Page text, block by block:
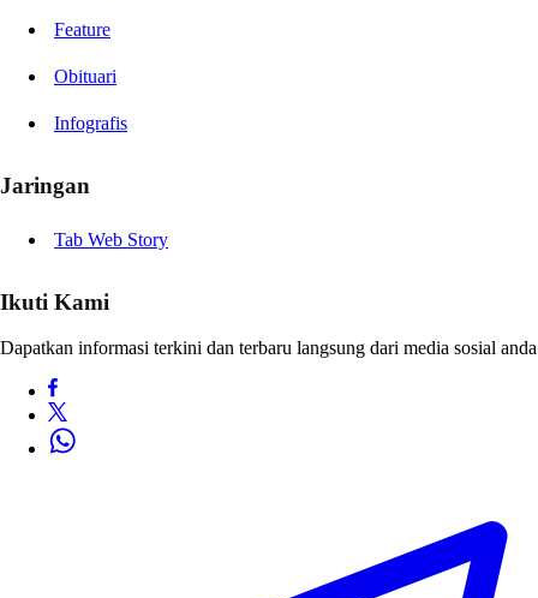
Feature
Obituari
Infografis
Jaringan
Tab Web Story
Ikuti Kami
Dapatkan informasi terkini dan terbaru langsung dari media sosial anda